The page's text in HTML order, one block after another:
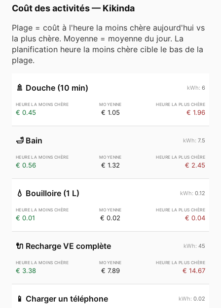
Coût des activités— Kikinda
Plage = coût à l'heure la moins chère aujourd'hui vs
la plus chère. Moyenne = moyenne du jour. La
planification heure la moins chère cible le bas de la
plage.
🚿 Douche (10 min) 6
€ 0.45 € 1.05 € 1.96
🛁 Bain 7.5
€ 0.56 € 1.32 € 2.45
💧 Bouilloire (1 L) 0.12
€ 0.01 € 0.02 € 0.04
🔌 Recharge VE complète 45
€ 3.38 € 7.89 € 14.67
📱 Charger un téléphone 0.02